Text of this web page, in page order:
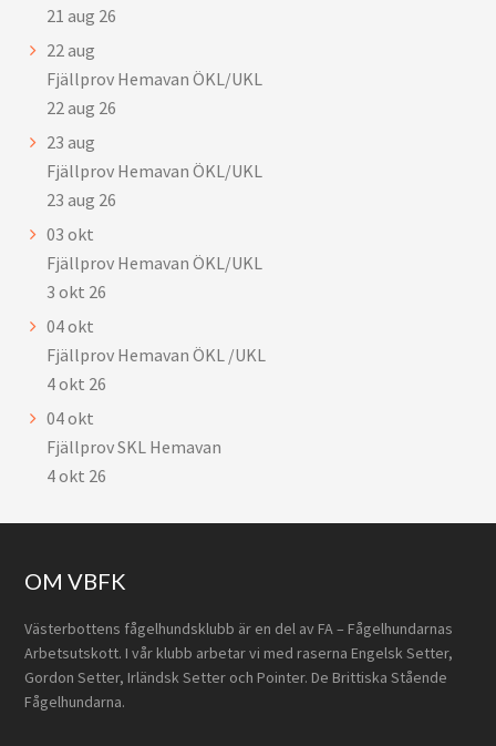
21 aug 26
22aug
Fjällprov Hemavan ÖKL/UKL
22 aug 26
23 aug
Fjällprov Hemavan ÖKL/UKL
23 aug 26
03 okt
Fjällprov Hemavan ÖKL/UKL
3 okt 26
04okt
Fjällprov Hemavan ÖKL /UKL
4 okt 26
04okt
Fjällprov SKL Hemavan
4 okt 26
Footer
OM VBFK
Västerbottens fågelhundsklubb är en del av FA – Fågelhundarnas
Arbetsutskott. I vår klubb arbetar vi med raserna Engelsk Setter,
Gordon Setter, Irländsk Setter och Pointer. De Brittiska Stående
Fågelhundarna.